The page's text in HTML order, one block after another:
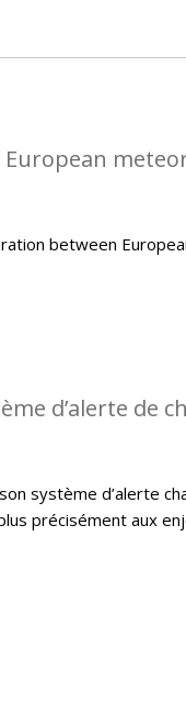
European
between
d’alerte de
système d’alerte
précisément aux